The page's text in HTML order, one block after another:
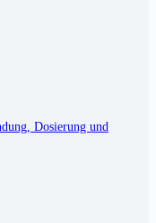
Dosierung und